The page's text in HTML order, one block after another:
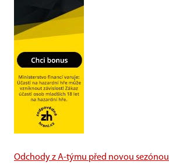
Odchody z A-týmu před novou sezónou